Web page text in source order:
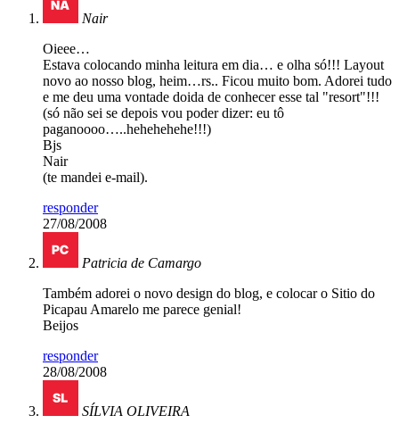
Nair
Oieee…
Estava colocando minha leitura em dia… e olha só!!! Layout
novo ao nosso blog, heim…rs.. Ficou muito bom. Adorei tudo
e me deu uma vontade doida de conhecer esse tal "resort"!!!
(só não sei se depois vou poder dizer: eu tô
paganoooo…..hehehehehe!!!)
Bjs
Nair
(te mandei e-mail).
responder
27/08/2008
Patricia de Camargo
Também adorei o novo design do blog, e colocar o Sitio do
Picapau Amarelo me parece genial!
Beijos
responder
28/08/2008
SÍLVIA OLIVEIRA